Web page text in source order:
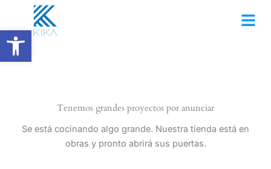
Abrir barra de herramientas
contenido
Tenemos grandes proyectos por anunciar
Se está cocinando algo grande. Nuestra tienda está en
obras y pronto abrirá sus puertas.